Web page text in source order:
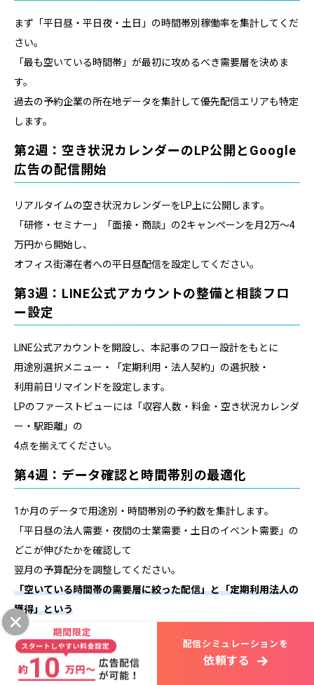
まず「平日昼・平日夜・土日」の時間帯別稼働率を集計してくだ
さい。
「最も空いている時間帯」が最初に攻めるべき需要層を決めま
す。
過去の予約企業の所在地データを集計して優先配信エリアも特定
します。
第2週：空き状況カレンダーのLP公開とGoogle
広告の配信開始
リアルタイムの空き状況カレンダーをLP上に公開します。
「研修・セミナー」「面接・商談」の2キャンペーンを月2万〜4
万円から開始し、
オフィス街滞在者への平日昼配信を設定してください。
第3週：LINE公式アカウントの整備と相談フロ
ー設定
LINE公式アカウントを開設し、本記事のフロー設計をもとに
用途別選択メニュー・「定期利用・法人契約」の選択肢・
利用前日リマインドを設定します。
LPのファーストビューには「収容人数・料金・空き状況カレンダ
ー・駅距離」の
4点を揃えてください。
第4週：データ確認と時間帯別の最適化
1か月のデータで用途別・時間帯別の予約数を集計します。
「平日昼の法人需要・夜間の士業需要・土日のイベント需要」の
どこが伸びたかを確認して
翌月の予算配分を調整してください。
「空いている時間帯の需要層に絞った配信」と「定期利用法人の
獲得」という
2軸の最適化が、稼働率を安定的に底上げする最も効果的な戦略
です。
配信シミュレーションを
依頼する